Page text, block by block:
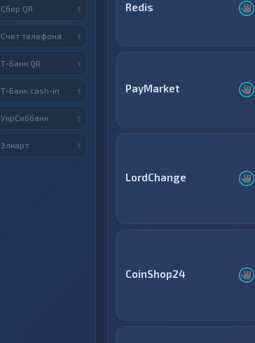
Redis
PayMarket
LordChange
CoinShop24
Сбер QR 1
Счет телефона 1
Т-Банк QR 1
Т-Банк cash-in 1
УкрСиббанк 1
Элкарт 1